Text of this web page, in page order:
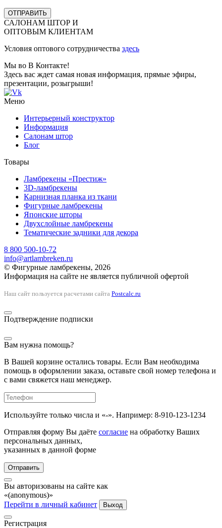
ОТПРАВИТЬ
САЛОНАМ ШТОР И
ОПТОВЫМ КЛИЕНТАМ
Условия оптового сотрудничества здесь
Мы во В Контакте!
Здесь вас ждет самая новая информация, прямые эфиры,
презентации, розыгрыши!
Меню
Интерьерный конструктор
Информация
Салонам штор
Блог
Товары
Ламбрекены «Престиж»
3D-ламбрекены
Карнизная планка из ткани
Фигурные ламбрекены
Японские шторы
Двухслойные ламбрекены
Тематические задники для декора
8 800 500-10-72
info@artlambreken.ru
© Фигурные ламбрекены, 2026
Информация на сайте не является публичной офертой
Наш сайт пользуется расчетами сайта Postcalc.ru
Подтверждение подписки
Вам нужна помощь?
В Вашей корзине остались товары. Если Вам необходима
помощь в оформлении заказа, оставьте свой номер телефона и
с вами свяжется наш менеджер.
Используйте только числа и «-». Например: 8-910-123-1234
Отправляя форму Вы даёте согласие на обработку Ваших
персональных данных,
указанных в данной форме
Отправить
Вы авторизованы на сайте как
«(anonymous)»
Перейти в личный кабинет
Выход
Регистрация